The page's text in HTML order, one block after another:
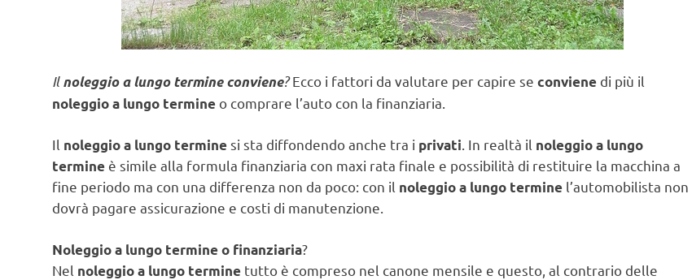
Ilnoleggio a lungo termine conviene?Ecco i fattori da valutare per capire se conviene di più il
noleggio a lungo termine o comprare l’auto con la finanziaria.
Il noleggio a lungo termine si sta diffondendo anche tra i privati. In realtà il noleggio a lungo
termine è simile alla formula finanziaria con maxi rata finale e possibilità di restituire la macchina a
fine periodo ma con una differenza non da poco: con il noleggio a lungo termine l’automobilista non
dovrà pagare assicurazione e costi di manutenzione.
Noleggio a lungo termine o finanziaria?
Nel noleggio a lungo termine tutto è compreso nel canone mensile e questo, al contrario delle